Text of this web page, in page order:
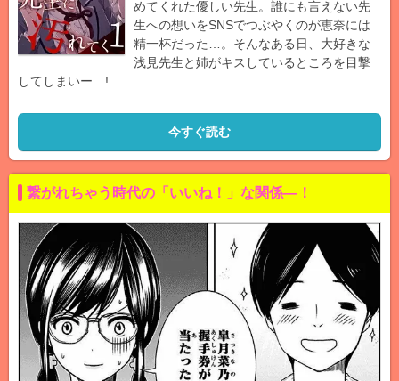
めてくれた優しい先生。誰にも言えない先
生への想いをSNSでつぶやくのが恵奈には
精一杯だった…。そんなある日、大好きな
浅見先生と姉がキスしているところを目撃
してしまいー…!
今すぐ読む
繋がれちゃう時代の「いいね！」な関係―！